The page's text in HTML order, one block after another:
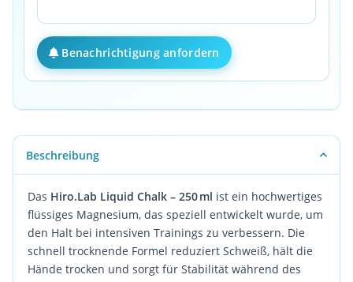
Benachrichtigung anfordern
Beschreibung
Das Hiro.Lab Liquid Chalk – 250 ml ist ein hochwertiges
flüssiges Magnesium, das speziell entwickelt wurde, um
den Halt bei intensiven Trainings zu verbessern. Die
schnell trocknende Formel reduziert Schweiß, hält die
Hände trocken und sorgt für Stabilität während des